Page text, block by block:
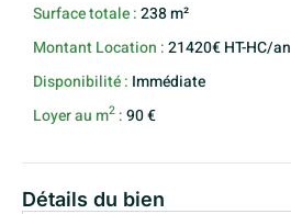
Surface totale :238 m²
Montant Location :21420€ HT-HC/an
Disponibilité : Immédiate
Loyer au m2 :90 €
Détails du bien